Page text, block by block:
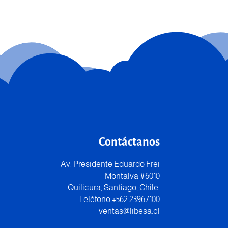
Contáctanos
Av. Presidente Eduardo Frei
Montalva #6010
Quilicura, Santiago, Chile.
Teléfono +562 23967100
ventas@libesa.cl